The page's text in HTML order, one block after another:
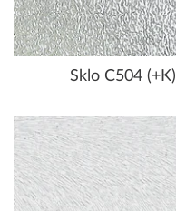
Sklo C504 (+K)